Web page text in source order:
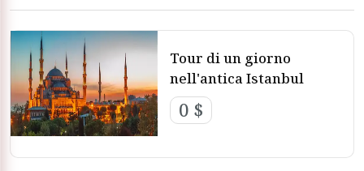
Tour di un giorno
nell'antica Istanbul
0 $